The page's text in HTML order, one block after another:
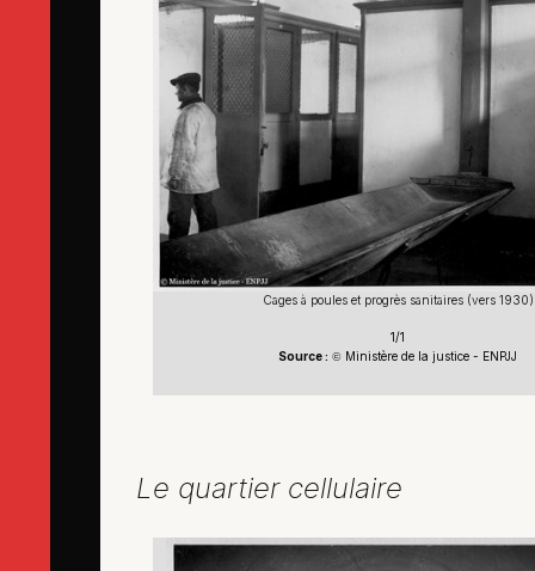
Cages à poules et progrès sanitaires (vers 1930)
1/1
Source : © Ministère de la justice - ENPJJ
Le quartier cellulaire